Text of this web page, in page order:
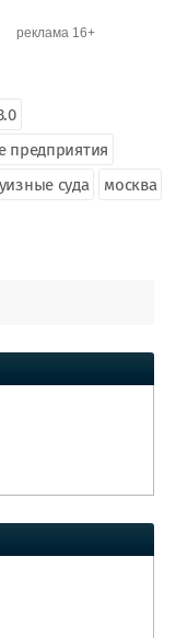
реклама 16+
предприятия
суда москва